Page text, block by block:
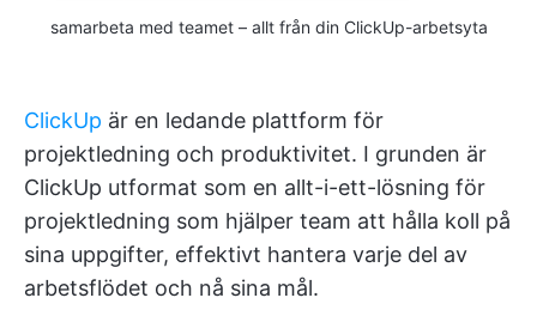
samarbeta med teamet – allt från din ClickUp-arbetsyta
ClickUp är en ledande plattform för
projektledning och produktivitet. I grunden är
ClickUp utformat som en allt-i-ett-lösning för
projektledning som hjälper team att hålla koll på
sina uppgifter, effektivt hantera varje del av
arbetsflödet och nå sina mål.